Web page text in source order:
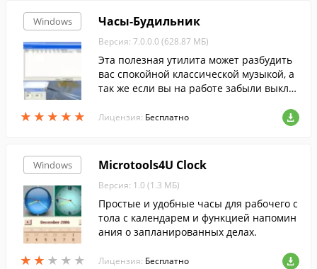
Windows
★ ★ ★ ★ ★
★ ★ ★ ★ ★
Часы-Будильник
Версия: 7.0.0.0 (628.87 МБ)
Эта полезная утилита может разбудить
вас спокойной классической музыкой, а
так же если вы на работе забыли выклю
Лицензия: Бесплатно
Windows
★ ★ ★ ★ ★
★ ★ ★ ★ ★
Microtools4U Clock
Версия: 1.0 (1.3 МБ)
Простые и удобные часы для рабочего с
тола с календарем и функцией напомин
ания о запланированных делах.
Лицензия: Бесплатно